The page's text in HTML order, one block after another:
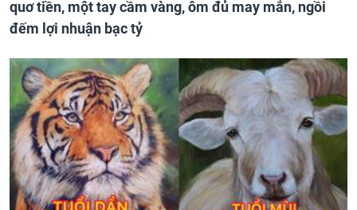
quơ tiền, một tay cầm vàng, ôm đủ may mắn, ngồi
đếm lợi nhuận bạc tỷ